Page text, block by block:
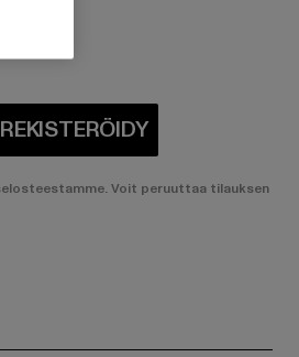
REKISTERÖIDY
Voit peruuttaa tilauksen